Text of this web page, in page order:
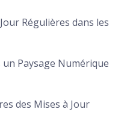
Régulières dans les
un Paysage Numérique
des Mises à Jour